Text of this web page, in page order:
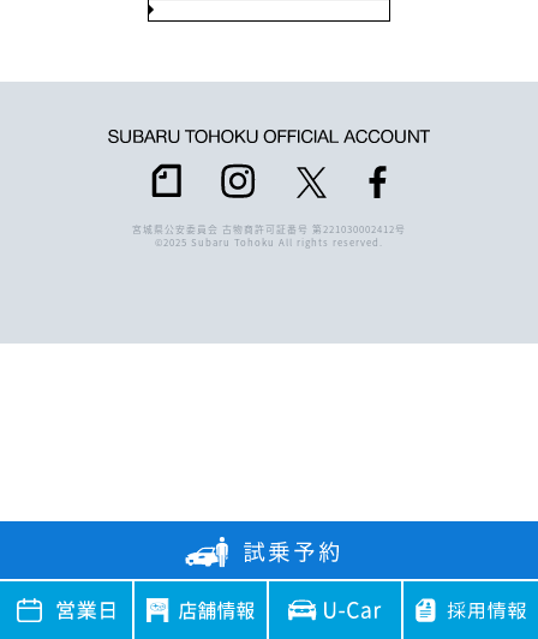
宮城県公安委員会 古物商許可証番号 第221030002412号
©2025 Subaru Tohoku All rights reserved.